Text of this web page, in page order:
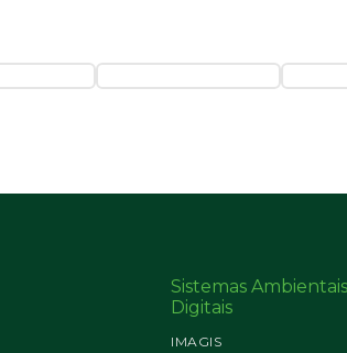
Sistemas
Digitais
IMAGIS